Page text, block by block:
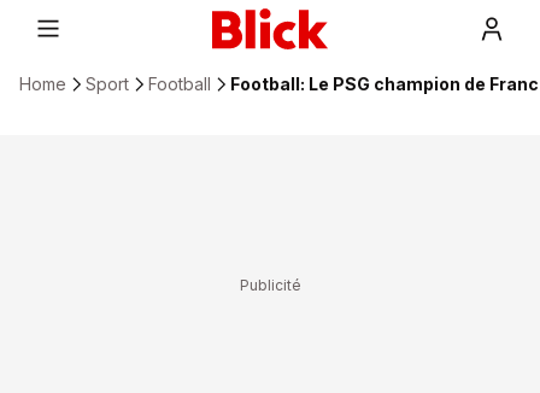
Home Sport Football Football: Le PSG champion de